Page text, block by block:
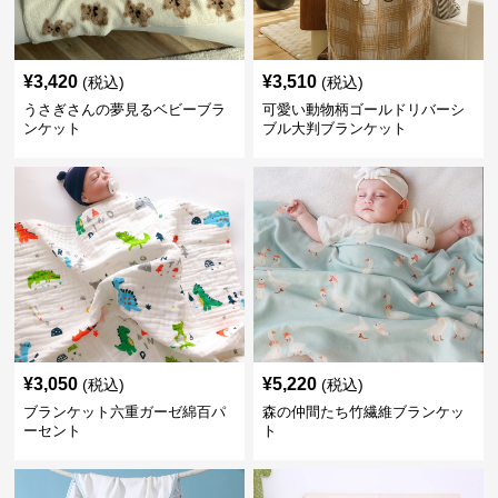
¥3,420 (税込)
うさぎさんの夢見るベビーブラ
ンケット
¥3,510 (税込)
可愛い動物柄ゴールドリバーシ
ブル大判ブランケット
¥3,050 (税込)
ブランケット六重ガーゼ綿百パ
ーセント
¥5,220 (税込)
森の仲間たち竹繊維ブランケッ
ト